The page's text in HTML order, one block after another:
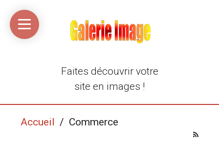
Accueil
Média
libre
Linkinaz
Katomi
compte
Twitter
@Ortegeek
compte
Flickr
Faites découvrir votre
site en images !
Accueil / Commerce